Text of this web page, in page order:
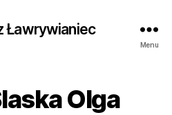
Ławrywianiec
Menu
Olga